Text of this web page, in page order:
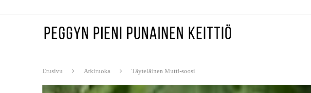
Etusivu Arkiruoka Täyteläinen Mutti-soosi